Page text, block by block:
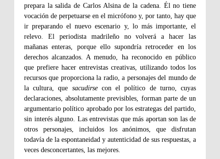
prepara la salida de Carlos Alsina de la cadena. Él no tiene
vocación de perpetuarse en el micrófono y, por tanto, hay que
ir preparando el nuevo escenario y, lo más importante, el
relevo. El periodista madrileño no volverá a hacer las
mañanas enteras, porque ello supondría retroceder en los
derechos alcanzados. A menudo, ha reconocido en público
que prefiere hacer entrevistas creativas, utilizando todos los
recursos que proporciona la radio, a personajes del mundo de
la cultura, que sacudirsecon el político de turno, cuyas
declaraciones, absolutamente previsibles, forman parte de un
argumentario político aprobado por los estrategas del partido,
sin interés alguno. Las entrevistas que más aportan son las de
otros personajes, incluidos los anónimos, que disfrutan
todavía de la espontaneidad y autenticidad de sus respuestas, a
veces desconcertantes, las mejores.